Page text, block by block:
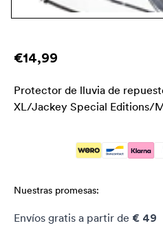
€14,99
Protector de lluvia de
XL/Jackey Special Editions/
Nuestras promesas:
Envíos gratis a partir de € 49